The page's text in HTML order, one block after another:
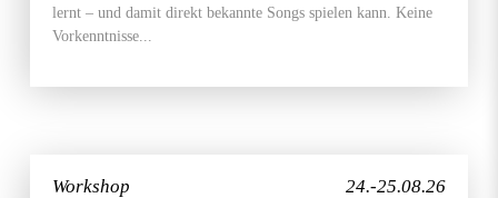
lernt – und damit direkt bekannte Songs spielen kann. Keine
Vorkenntnisse...
24.-25.08.26
Workshop